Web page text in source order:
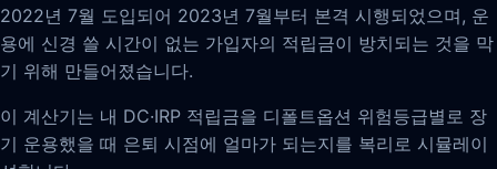
2022년 7월 도입되어 2023년 7월부터 본격 시행되었으며, 운
용에 신경 쓸 시간이 없는 가입자의 적립금이 방치되는 것을 막
기 위해 만들어졌습니다.
이 계산기는 내 DC·IRP 적립금을 디폴트옵션 위험등급별로 장
기 운용했을 때 은퇴 시점에 얼마가 되는지를 복리로 시뮬레이